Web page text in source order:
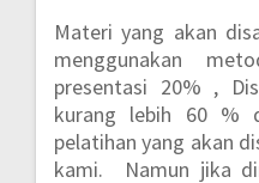
Materi yang akan
menggunakan
presentasi 20% ,
kurang lebih 60 %
pelatihan yang akan
kami. Namun jika